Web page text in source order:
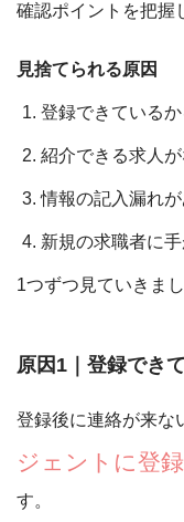
確認ポイントを把握
見捨てられる原因
登録できている
紹介できる求人
情報の記入漏れ
新規の求職者に
1つずつ見ていきまし
原因1｜登録でき
登録後に連絡が来な
ジェントに登
す。